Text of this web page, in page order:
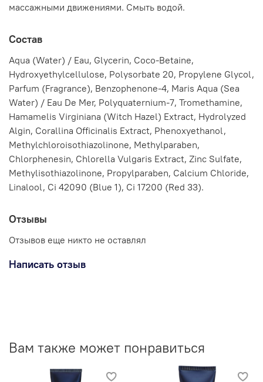
массажными движениями. Смыть водой.
Состав
Aqua (Water) / Eau, Glycerin, Coco-Betaine,
Hydroxyethylcellulose, Polysorbate 20, Propylene Glycol,
Parfum (Fragrance), Benzophenone-4, Maris Aqua (Sea
Water) / Eau De Mer, Polyquaternium-7, Tromethamine,
Hamamelis Virginiana (Witch Hazel) Extract, Hydrolyzed
Algin, Corallina Officinalis Extract, Phenoxyethanol,
Methylchloroisothiazolinone, Methylparaben,
Chlorphenesin, Chlorella Vulgaris Extract, Zinc Sulfate,
Methylisothiazolinone, Propylparaben, Calcium Chloride,
Linalool, Ci 42090 (Blue 1), Ci 17200 (Red 33).
Отзывы
Отзывов еще никто не оставлял
Написать отзыв
Вам также может понравиться